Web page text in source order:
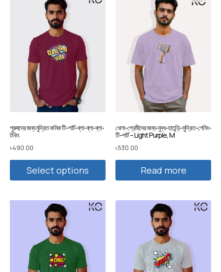
পুরুষদের জন্য মুদ্রিত কমিক টি-শার্ট-ব্লা-ব্লা-ব্লা-
টকিং
৳490.00
Select options
খেলা-প্রেমীদের জন্য-যুদ্ধ-হাতুড়ি-মুদ্রিত-গেমিং-
টি-শার্ট – Light Purple, M
৳530.00
Read more